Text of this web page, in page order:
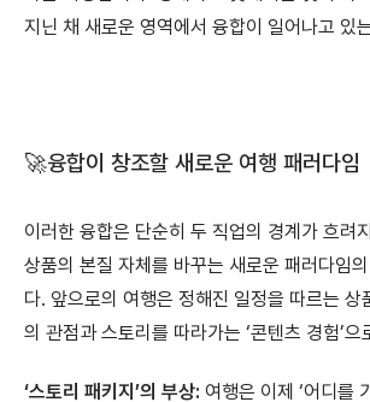
지닌 채 새로운 영역에서 융합이 일어나고 있
🚀융합이 창조할 새로운 여행 패러다임
이러한 융합은 단순히 두 직업의 경계가 흐려
상품의 본질 자체를 바꾸는 새로운 패러다임
다. 앞으로의 여행은 정해진 일정을 따르는 상
의 관점과 스토리를 따라가는 ‘콘텐츠 경험’
‘스토리 패키지’의 부상: 여행은 이제 ‘어디를